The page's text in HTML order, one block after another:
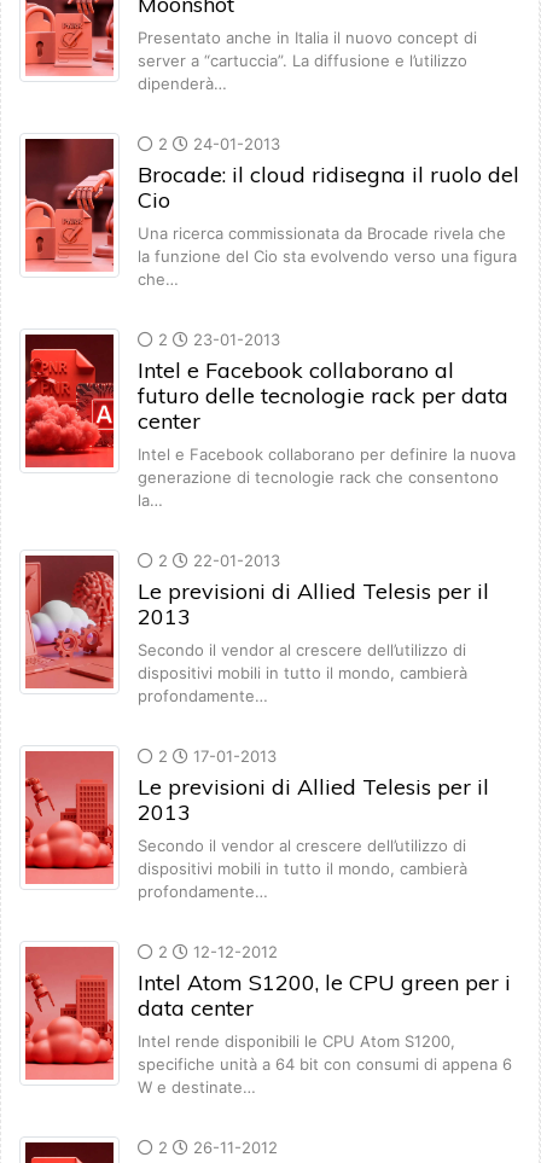
Presentato anche in Italia il nuovo concept di
server a “cartuccia”. La diffusione e l’utilizzo
dipenderà…
2 24-01-2013
Brocade: il cloud ridisegna il ruolo del
Cio
Una ricerca commissionata da Brocade rivela che
la funzione del Cio sta evolvendo verso una figura
che…
2 23-01-2013
Intel e Facebook collaborano al
futuro delle tecnologie rack per data
center
Intel e Facebook collaborano per definire la nuova
generazione di tecnologie rack che consentono
la…
2 22-01-2013
Le previsioni di Allied Telesis per il
2013
Secondo il vendor al crescere dell’utilizzo di
dispositivi mobili in tutto il mondo, cambierà
profondamente…
2 17-01-2013
Le previsioni di Allied Telesis per il
2013
Secondo il vendor al crescere dell’utilizzo di
dispositivi mobili in tutto il mondo, cambierà
profondamente…
2 12-12-2012
Intel Atom S1200, le CPU green per i
data center
Intel rende disponibili le CPU Atom S1200,
specifiche unità a 64 bit con consumi di appena 6
W e destinate…
2 26-11-2012